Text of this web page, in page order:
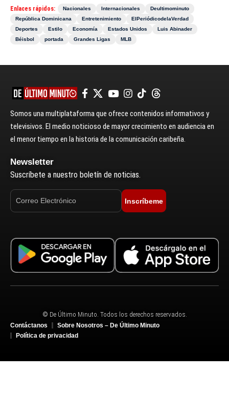
Enlaces rápidos: Nacionales Internacionales
Deultimominuto
República Dominicana
Entretenimiento
ElPeriódicodelaVerdad
Deportes
Estilo Economía Estados Unidos
Luis Abinader
Béisbol
portada Grandes Ligas MLB
Somos una multiplataforma que ofrece contenidos informativos y
televisivos. El medio noticioso de mayor crecimiento en audiencia en
el menor tiempo en la historia de la comunicación caribeña.
Newsletter
Suscríbete a nuestro boletín de noticias.
Inscríbeme
© De Último Minuto. Todos los derechos reservados.
Contáctanos
Sobre Nosotros – De Último Minuto
Política de privacidad